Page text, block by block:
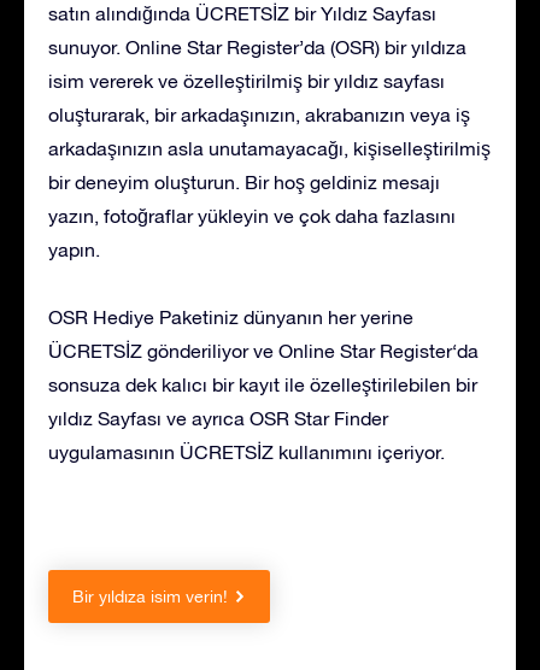
satın alındığında ÜCRETSİZ bir Yıldız Sayfası
sunuyor. Online Star Register’da (OSR) bir yıldıza
isim vererek ve özelleştirilmiş bir yıldız sayfası
oluşturarak, bir arkadaşınızın, akrabanızın veya iş
arkadaşınızın asla unutamayacağı, kişiselleştirilmiş
bir deneyim oluşturun. Bir hoş geldiniz mesajı
yazın, fotoğraflar yükleyin ve çok daha fazlasını
yapın.
OSR Hediye Paketiniz dünyanın her yerine
ÜCRETSİZ gönderiliyor ve Online Star Register‘da
sonsuza dek kalıcı bir kayıt ile özelleştirilebilen bir
yıldız Sayfası ve ayrıca OSR Star Finder
uygulamasının ÜCRETSİZ kullanımını içeriyor.
Bir yıldıza isim verin!